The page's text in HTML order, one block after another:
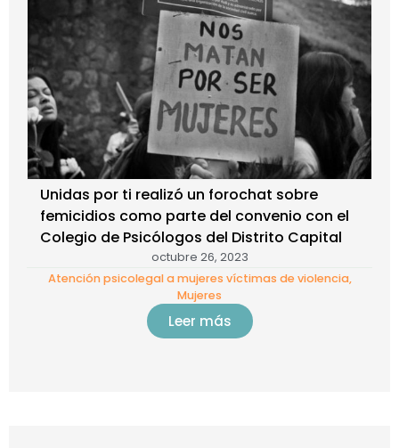
Unidas por ti realizó un forochat sobre
femicidios como parte del convenio con el
Colegio de Psicólogos del Distrito Capital
octubre 26, 2023
Atención psicolegal a mujeres víctimas de violencia,
Mujeres
Leer más